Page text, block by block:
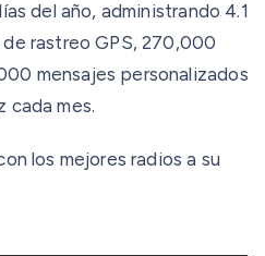
del año, administrando 4.1
rastreo GPS, 270,000
mensajes personalizados
cada mes.
los mejores radios a su